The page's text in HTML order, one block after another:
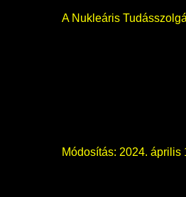
A Nukleáris
Módosítás: 2024. április